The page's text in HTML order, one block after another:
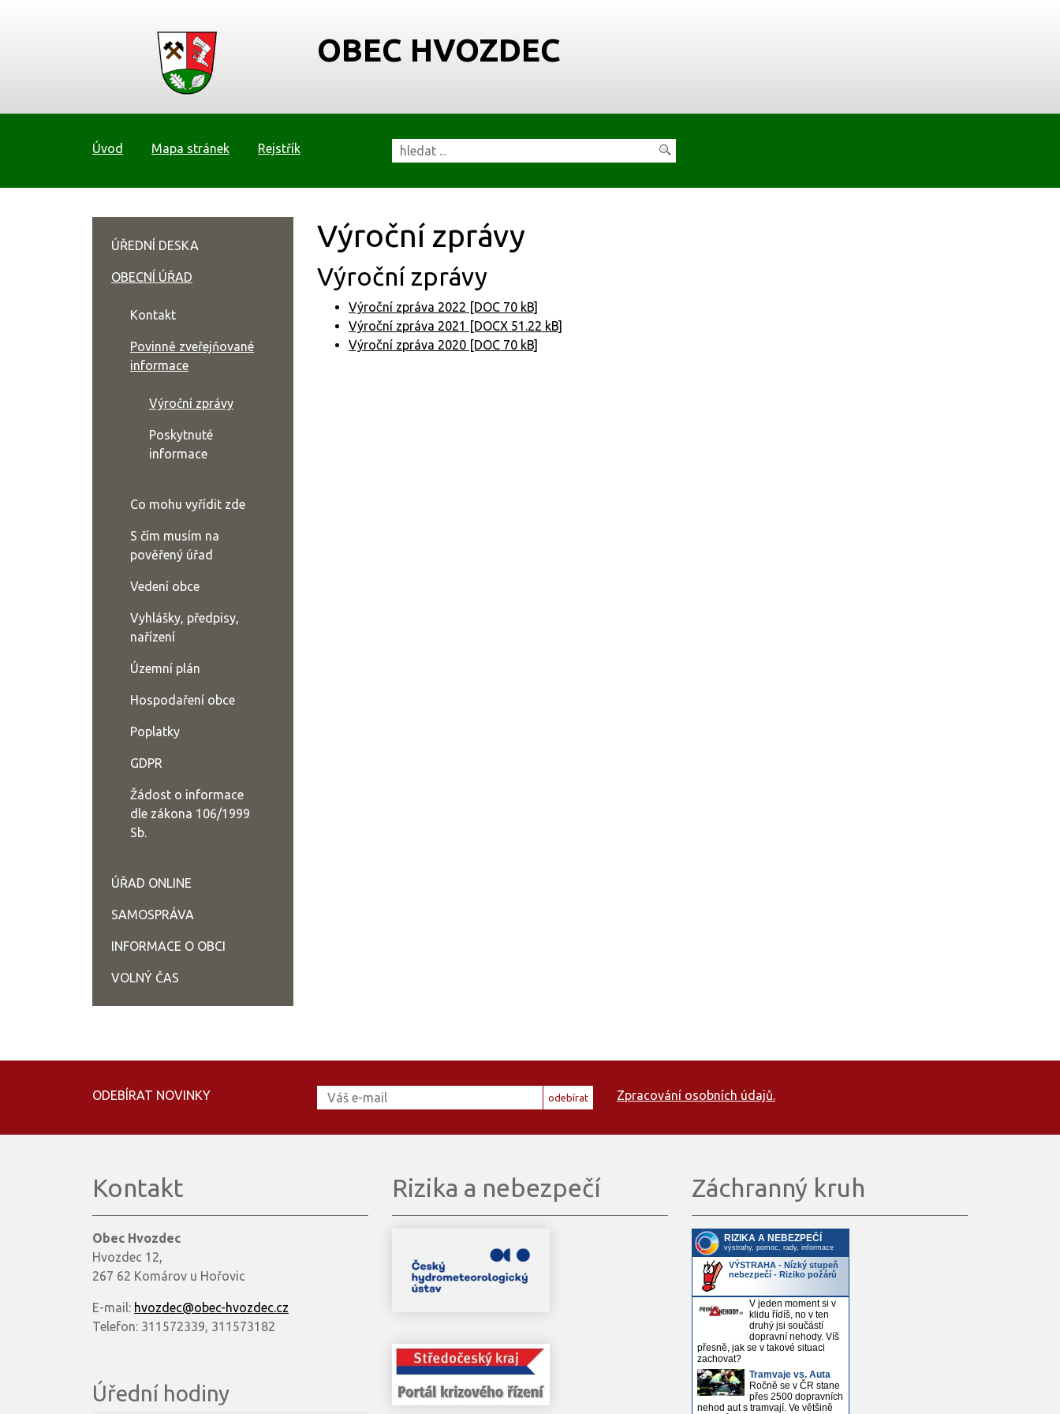
OBEC HVOZDEC
Úvod Mapa stránek Rejstřík
Výroční zprávy
Výroční zprávy
Výroční zpráva 2022 [DOC 70 kB]
Výroční zpráva 2021 [DOCX 51.22 kB]
Výroční zpráva 2020 [DOC 70 kB]
ÚŘEDNÍ DESKA
OBECNÍ ÚŘAD
Kontakt
Povinně zveřejňované
informace
Výroční zprávy
Poskytnuté
informace
Co mohu vyřídit zde
S čím musím na
pověřený úřad
Vedení obce
Vyhlášky, předpisy,
nařízení
Územní plán
Hospodaření obce
Poplatky
GDPR
Žádost o informace
dle zákona 106/1999
Sb.
ÚŘAD ONLINE
SAMOSPRÁVA
INFORMACE O OBCI
VOLNÝ ČAS
ODEBÍRAT NOVINKY odebírat Zpracování osobních údajů.
Kontakt
Obec Hvozdec
Hvozdec 12,
267 62 Komárov u Hořovic
E-mail: hvozdec@obec-hvozdec.cz
Telefon: 311572339, 311573182
Úřední hodiny
Rizika a nebezpečí Záchranný kruh